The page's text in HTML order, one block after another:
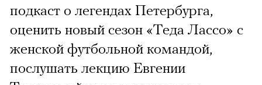
подкаст о легендах Петербурга,
оценить новый сезон «Теда Лассо» с
женской футбольной командой,
послушать лекцию Евгении